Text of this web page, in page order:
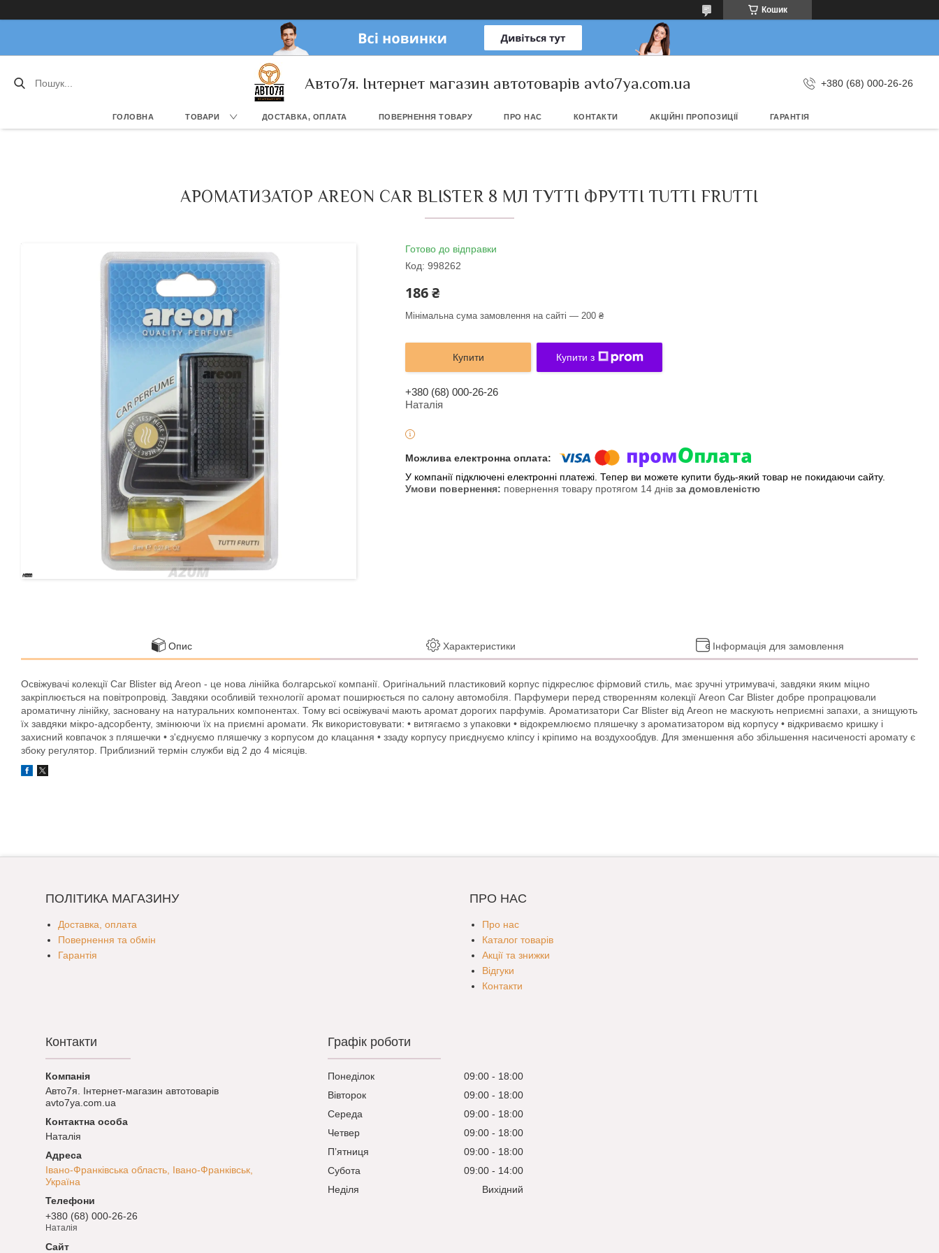
Кошик
Авто7я. Інтернет магазин автотоварів avto7ya.com.ua +380 (68) 000-26-26
ГОЛОВНА ТОВАРИ ДОСТАВКА, ОПЛАТА ПОВЕРНЕННЯ ТОВАРУ ПРО НАС КОНТАКТИ АКЦІЙНІ ПРОПОЗИЦІЇ ГАРАНТІЯ
АРОМАТИЗАТОР AREON CAR BLISTER 8 МЛ ТУТТІ ФРУТТІ TUTTI FRUTTI
Готово до відправки
Код: 998262
186 ₴
Мінімальна сума замовлення на сайті — 200 ₴
Купити Купити з
+380 (68) 000-26-26
Наталія
У компанії підключені електронні платежі. Тепер ви можете купити будь-який товар не покидаючи сайту.
повернення товару протягом 14 днів за домовленістю
Опис Характеристики Інформація для замовлення
Освіжувачі колекції Car Blister від Areon - це нова лінійка болгарської компанії. Оригінальний пластиковий корпус підкреслює фірмовий стиль, має зручні утримувачі, завдяки яким міцно
закріплюється на повітропровід. Завдяки особливій технології аромат поширюється по салону автомобіля. Парфумери перед створенням колекції Areon Car Blister добре пропрацювали
ароматичну лінійку, засновану на натуральних компонентах. Тому всі освіжувачі мають аромат дорогих парфумів. Ароматизатори Car Blister від Areon не маскують неприємні запахи, а знищують
їх завдяки мікро-адсорбенту, змінюючи їх на приємні аромати. Як використовувати: • витягаємо з упаковки • відокремлюємо пляшечку з ароматизатором від корпусу • відкриваємо кришку і
захисний ковпачок з пляшечки • з'єднуємо пляшечку з корпусом до клацання • ззаду корпусу приєднуємо кліпсу і кріпимо на воздухообдув. Для зменшення або збільшення насиченості аромату є
збоку регулятор. Приблизний термін служби від 2 до 4 місяців.
ПОЛІТИКА МАГАЗИНУ
Доставка, оплата
Повернення та обмін
Гарантія
ПРО НАС
Про нас
Каталог товарів
Акції та знижки
Відгуки
Контакти
Контакти
Авто7я. Інтернет-магазин автотоварів
avto7ya.com.ua
Наталія
Івано-Франківська область, Івано-Франківськ,
Україна
+380 (68) 000-26-26
Наталія
Графік роботи
Понеділок 09:00
18:00
Вівторок
09:00
18:00
Середа
09:00
18:00
Четвер
09:00
18:00
Пʼятниця
09:00
18:00
Субота
09:00
14:00
Неділя
Вихідний